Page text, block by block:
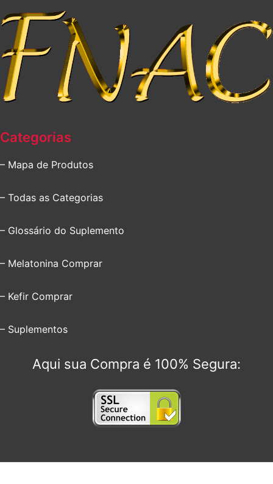
Categorias
– Mapa de Produtos
– Todas as Categorias
– Glossário do Suplemento
– Melatonina Comprar
– Kefir Comprar
– Suplementos
Aqui sua Compra é 100% Segura: